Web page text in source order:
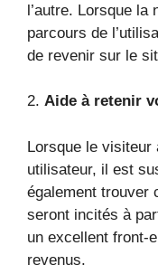
l’autre. Lorsque la
parcours de
de revenir sur le
2. Aide à retenir
Lorsque le visiteur
utilisateur, il est
également trouver
seront incités à
un excellent front-
revenus.